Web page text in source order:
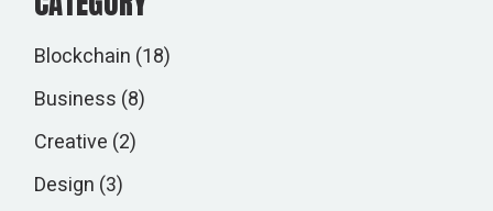
Blockchain (18)
Business (8)
Creative (2)
Design (3)